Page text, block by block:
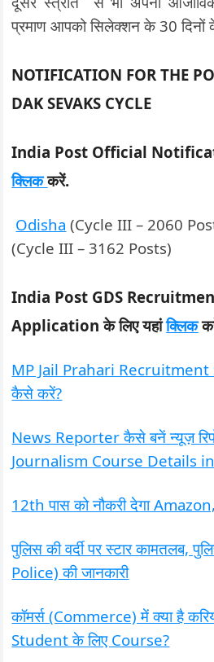
प्रमाण आपको सिलेक्शन के 30 दिनों
NOTIFICATION FOR THE
DAK SEVAKS CYCLE
India Post Official
क्लिककरें.
Odisha (Cycle III – 2060
(Cycle III – 3162 Posts)
India Post GDS
Application के लिए यहांक्लिक
MP Jail Prahari Recruitment :
कैसे करें?
News Reporter कैसे बनें न्यूज़
Journalism Course Details
12th पास को नौकरी देगा
पुलिस की वर्दी पर स्टार कामतलब,
Police) की जानकारी
कॉमर्स (Commerce) में क्या है
Student के लिए Course?